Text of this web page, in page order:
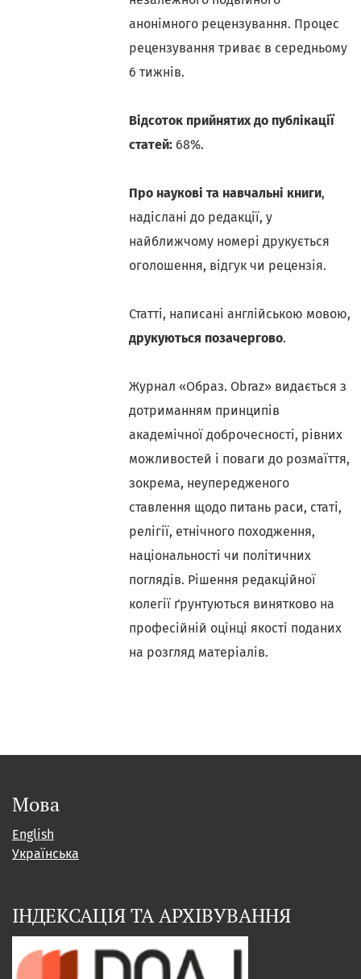
анонімного рецензування. Процес
рецензування триває в середньому
6 тижнів.
Відсоток прийнятих до публікації
статей: 68%.
Про наукові та навчальні книги,
надіслані до редакції, у
найближчому номері друкується
оголошення, відгук чи рецензія.
Статті, написані англійською мовою,
друкуються позачергово.
Журнал «Образ. Obraz» видається з
дотриманням принципів
академічної доброчесності, рівних
можливостей і поваги до розмаїття,
зокрема, неупередженого
ставлення щодо питань раси, статі,
релігії, етнічного походження,
національності чи політичних
поглядів. Рішення редакційної
колегії ґрунтуються винятково на
професійній оцінці якості поданих
на розгляд матеріалів.
Мова
English
Українська
ІНДЕКСАЦІЯ ТА АРХІВУВАННЯ